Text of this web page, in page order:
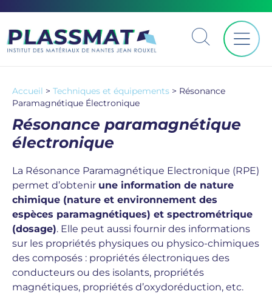
Accueil > Techniques et équipements > Résonance
Paramagnétique Électronique
Résonance paramagnétique
électronique
La Résonance Paramagnétique Electronique (RPE)
permet d’obtenir une information de nature
chimique (nature et environnement des
espèces paramagnétiques) et spectrométrique
(dosage). Elle peut aussi fournir des informations
sur les propriétés physiques ou physico-chimiques
des composés : propriétés électroniques des
conducteurs ou des isolants, propriétés
magnétiques, propriétés d’oxydoréduction, etc.